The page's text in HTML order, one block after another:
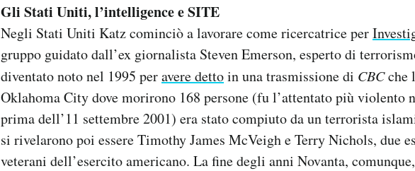
Gli Stati Uniti, l’intelligence e SITE
Negli Stati Uniti Katz cominciò a lavorare come ricercatrice per
gruppo guidato dall’ex giornalista Steven Emerson, esperto di
diventato noto nel 1995 peravere dettoin una trasmissione di CBCche
Oklahoma City dove morirono 168 persone (fu l’attentato più violento
prima dell’11 settembre 2001) era stato compiuto da un terrorista
si rivelarono poi essere Timothy James McVeigh e Terry Nichols, due
veterani dell’esercito americano. La fine degli anni Novanta,